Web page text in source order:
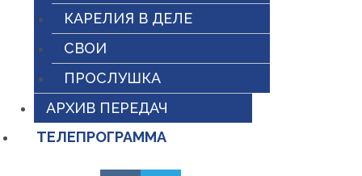
КАРЕЛИЯ В ДЕЛЕ
СВОИ
ПРОСЛУШКА
АРХИВ ПЕРЕДАЧ
ТЕЛЕПРОГРАММА